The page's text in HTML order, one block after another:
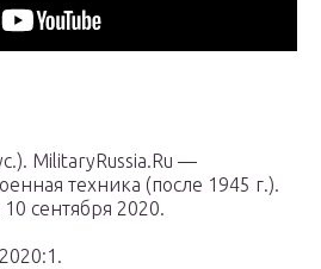
MilitaryRussia.Ru —
техника (после 1945 г.).
сентября 2020.